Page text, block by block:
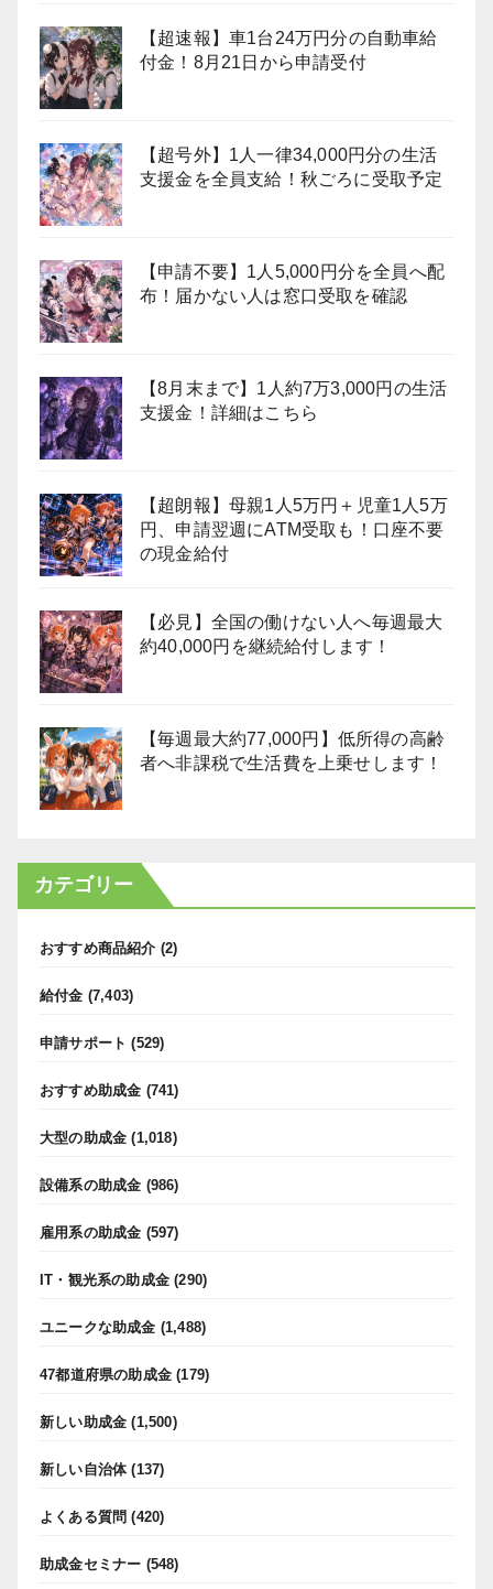
【超速報】車1台24万円分の自動車給
付金！8月21日から申請受付
【超号外】1人一律34,000円分の生活
支援金を全員支給！秋ごろに受取予定
【申請不要】1人5,000円分を全員へ配
布！届かない人は窓口受取を確認
【8月末まで】1人約7万3,000円の生活
支援金！詳細はこちら
【超朗報】母親1人5万円＋児童1人5万
円、申請翌週にATM受取も！口座不要
の現金給付
【必見】全国の働けない人へ毎週最大
約40,000円を継続給付します！
【毎週最大約77,000円】低所得の高齢
者へ非課税で生活費を上乗せします！
カテゴリー
おすすめ商品紹介 (2)
給付金 (7,403)
申請サポート (529)
おすすめ助成金 (741)
大型の助成金 (1,018)
設備系の助成金 (986)
雇用系の助成金 (597)
IT・観光系の助成金 (290)
ユニークな助成金 (1,488)
47都道府県の助成金 (179)
新しい助成金 (1,500)
新しい自治体(137)
よくある質問 (420)
助成金セミナー (548)